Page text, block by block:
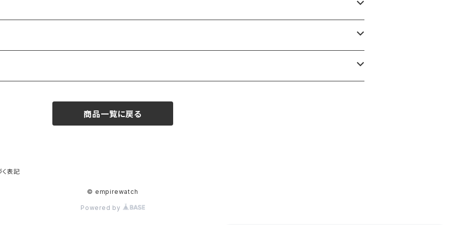
商品一覧に戻る
表記
© empirewatch
Powered by